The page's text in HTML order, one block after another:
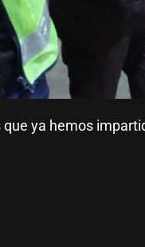
ya hemos